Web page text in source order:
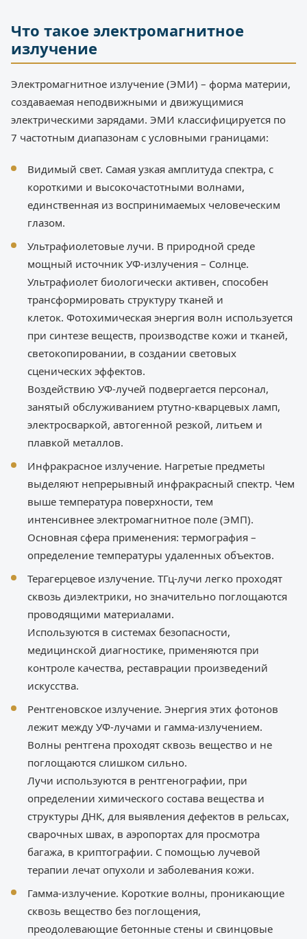
Что такое электромагнитное
излучение
Электромагнитное излучение (ЭМИ) – форма материи,
создаваемая неподвижными и движущимися
электрическими зарядами. ЭМИ классифицируется по
7 частотным диапазонам с условными границами:
Видимый свет. Самая узкая амплитуда спектра, с
короткими и высокочастотными волнами,
единственная из воспринимаемых человеческим
глазом.
Ультрафиолетовые лучи. В природной среде
мощный источник УФ-излучения – Солнце.
Ультрафиолет биологически активен, способен
трансформировать структуру тканей и
клеток. Фотохимическая энергия волн используется
при синтезе веществ, производстве кожи и тканей,
светокопировании, в создании световых
сценических эффектов.
Воздействию УФ-лучей подвергается персонал,
занятый обслуживанием ртутно-кварцевых ламп,
электросваркой, автогенной резкой, литьем и
плавкой металлов.
Инфракрасное излучение. Нагретые предметы
выделяют непрерывный инфракрасный спектр. Чем
выше температура поверхности, тем
интенсивнее электромагнитное поле (ЭМП).
Основная сфера применения: термография –
определение температуры удаленных объектов.
Терагерцевое излучение. ТГц-лучи легко проходят
сквозь диэлектрики, но значительно поглощаются
проводящими материалами.
Используются в системах безопасности,
медицинской диагностике, применяются при
контроле качества, реставрации произведений
искусства.
Рентгеновское излучение. Энергия этих фотонов
лежит между УФ-лучами и гамма-излучением.
Волны рентгена проходят сквозь вещество и не
поглощаются слишком сильно.
Лучи используются в рентгенографии, при
определении химического состава вещества и
структуры ДНК, для выявления дефектов в рельсах,
сварочных швах, в аэропортах для просмотра
багажа, в криптографии. С помощью лучевой
терапии лечат опухоли и заболевания кожи.
Гамма-излучение. Короткие волны, проникающие
сквозь вещество без поглощения,
преодолевающие бетонные стены и свинцовые